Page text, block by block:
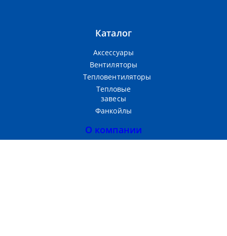
Каталог
Аксессуары
Вентиляторы
Тепловентиляторы
Тепловые
завесы
Фанкойлы
О компании